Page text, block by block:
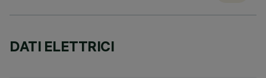
DATI ELETTRICI